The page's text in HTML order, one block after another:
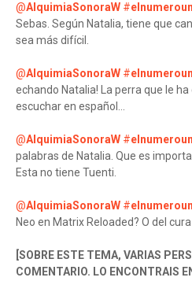
@AlquimiaSonoraW #
Sebas. Según Natalia, tiene que
sea más difícil.
@AlquimiaSonoraW #
echando Natalia! La perra que le
escuchar en español...
@AlquimiaSonoraW #
palabras de Natalia. Que es
Esta no tiene Tuenti.
@AlquimiaSonoraW #
Neo en Matrix Reloaded? O del
[SOBRE ESTE TEMA, VARIAS
COMENTARIO. LO ENCONTRAIS